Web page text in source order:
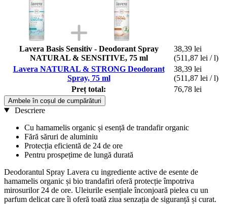
Lavera Basis Sensitiv - Deodorant Spray
NATURAL & SENSITIVE, 75 ml
38,39 lei
(511,87 lei / l)
Lavera NATURAL & STRONG Deodorant
Spray, 75 ml
38,39 lei
(511,87 lei / l)
Preț total:
76,78 lei
Ambele în coșul de cumpărături
Descriere
Cu hamamelis organic și esență de trandafir organic
Fără săruri de aluminiu
Protecția eficientă de 24 de ore
Pentru prospețime de lungă durată
Deodorantul Spray Lavera cu ingrediente active de esente de
hamamelis organic și bio trandafiri oferă protecție împotriva
mirosurilor 24 de ore. Uleiurile esențiale înconjoară pielea cu un
parfum delicat care îi oferă toată ziua senzația de siguranță și curat.